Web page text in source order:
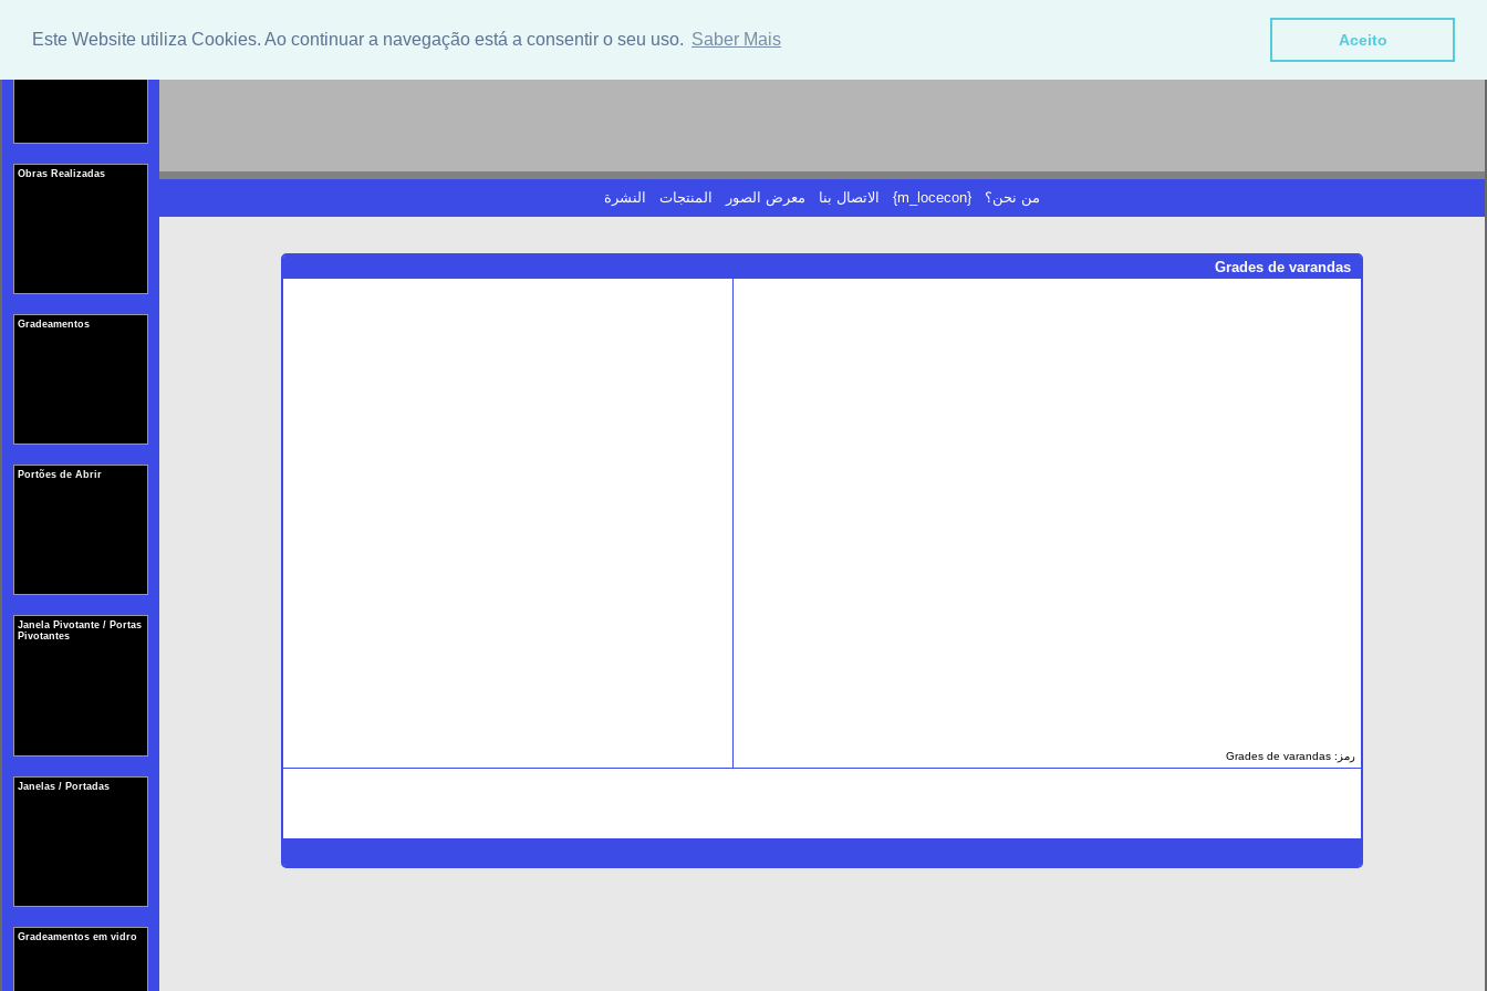
Este Website utiliza Cookies. Ao continuar a navegação está a consentir o seu uso. Saber Mais Aceito
Obras Realizadas
Gradeamentos
Portões de Abrir
Janela Pivotante / Portas
Pivotantes
Janelas / Portadas
Gradeamentos em vidro
النشرة المنتجات معرض الصور الاتصال بنا {m_locecon} من نحن؟
Grades de varandas
Grades de varandas :رمز